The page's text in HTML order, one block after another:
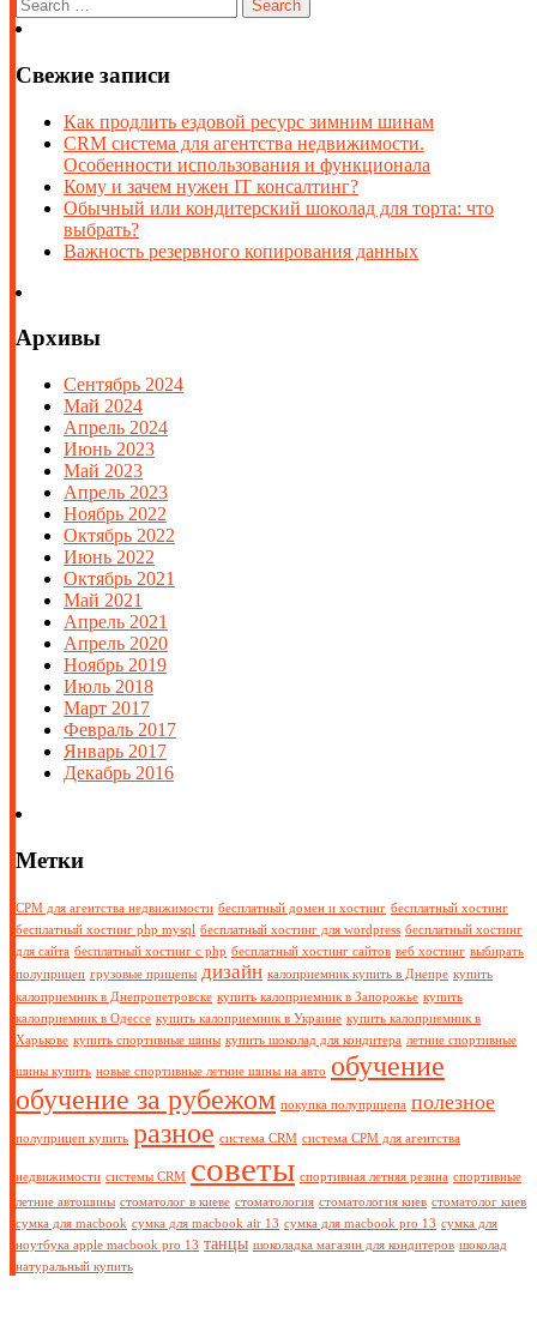
Свежие записи
Как продлить ездовой ресурс зимним шинам
CRM система для агентства недвижимости.
Особенности использования и функционала
Кому и зачем нужен IT консалтинг?
Обычный или кондитерский шоколад для торта: что
выбрать?
Важность резервного копирования данных
Архивы
Сентябрь 2024
Май 2024
Апрель 2024
Июнь 2023
Май 2023
Апрель 2023
Ноябрь 2022
Октябрь 2022
Июнь 2022
Октябрь 2021
Май 2021
Апрель 2021
Апрель 2020
Ноябрь 2019
Июль 2018
Март 2017
Февраль 2017
Январь 2017
Декабрь 2016
Метки
СРМ для агентства недвижимости бесплатный домен и хостинг бесплатный хостинг
бесплатный хостинг php mysql бесплатный хостинг для wordpress бесплатный хостинг
для сайта бесплатный хостинг с php бесплатный хостинг сайтов веб хостинг выбирать
полуприцеп грузовые прицепы дизайн калоприемник купить в Днепре купить
калоприемник в Днепропетровске купить калоприемник в Запорожье купить
калоприемник в Одессе купить калоприемник в Украине купить калоприемник в
Харькове купить спортивные шины купить шоколад для кондитера летние спортивные
шины купить новые спортивные летние шины на авто обучение
обучение за рубежом покупка полуприцепа полезное
полуприцеп купить разное система CRM система СРМ для агентства
недвижимости системы CRM советы спортивная летняя резина спортивные
летние автошины стоматолог в киеве стоматология стоматология киев стоматолог киев
сумка для macbook сумка для macbook air 13 сумка для macbook pro 13 сумка для
ноутбука apple macbook pro 13 танцы шоколадка магазин для кондитеров шоколад
натуральный купить